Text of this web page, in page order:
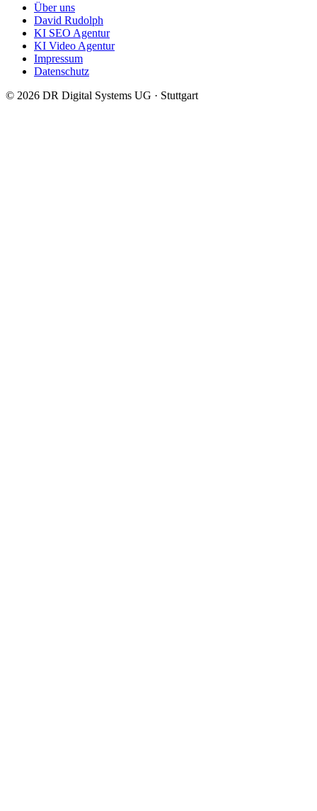
Über uns
David Rudolph
KI SEO Agentur
KI Video Agentur
Impressum
Datenschutz
© 2026 DR Digital Systems UG · Stuttgart